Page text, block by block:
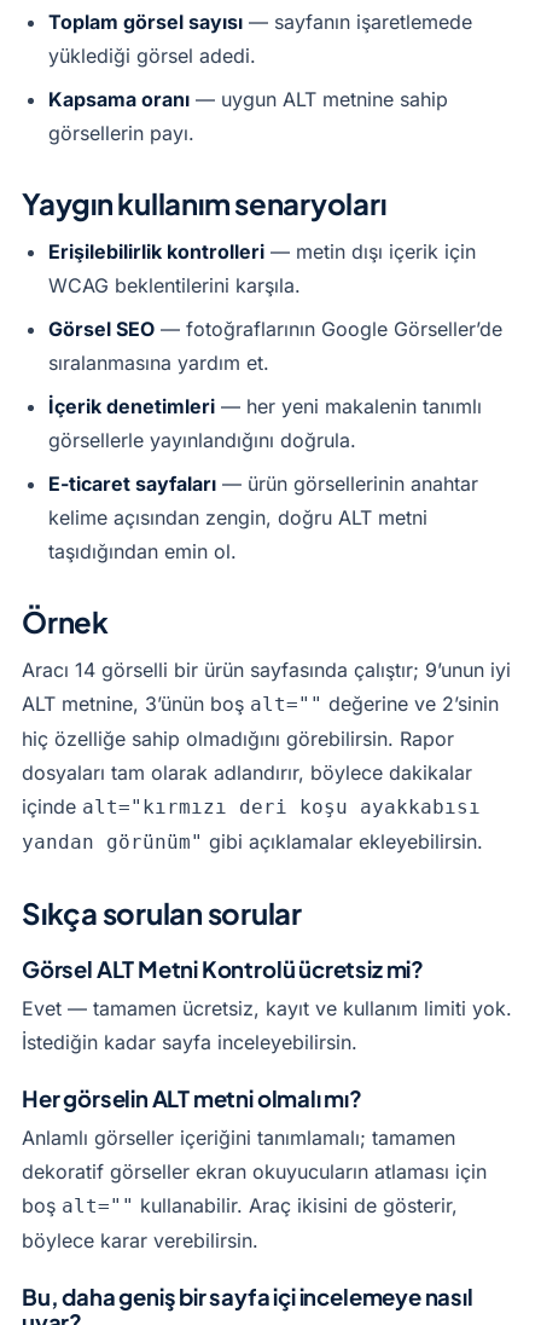
Toplam görsel sayısı — sayfanın işaretlemede
yüklediği görsel adedi.
Kapsama oranı — uygun ALT metnine sahip
görsellerin payı.
Yaygın kullanım senaryoları
Erişilebilirlik kontrolleri — metin dışı içerik için
WCAG beklentilerini karşıla.
Görsel SEO — fotoğraflarının Google Görseller’de
sıralanmasına yardım et.
İçerik denetimleri — her yeni makalenin tanımlı
görsellerle yayınlandığını doğrula.
E-ticaret sayfaları — ürün görsellerinin anahtar
kelime açısından zengin, doğru ALT metni
taşıdığından emin ol.
Örnek
Aracı 14 görselli bir ürün sayfasında çalıştır; 9’unun iyi
ALT metnine, 3’ünün boş alt="" değerine ve 2’sinin
hiç özelliğe sahip olmadığını görebilirsin. Rapor
dosyaları tam olarak adlandırır, böylece dakikalar
içinde alt="kırmızı deri koşu ayakkabısı
yandan görünüm" gibi açıklamalar ekleyebilirsin.
Sıkça sorulan sorular
Görsel ALT Metni Kontrolü ücretsiz mi?
Evet — tamamen ücretsiz, kayıt ve kullanım limiti yok.
İstediğin kadar sayfa inceleyebilirsin.
Her görselin ALT metni olmalı mı?
Anlamlı görseller içeriğini tanımlamalı; tamamen
dekoratif görseller ekran okuyucuların atlaması için
boş alt="" kullanabilir. Araç ikisini de gösterir,
böylece karar verebilirsin.
Bu, daha geniş bir sayfa içi incelemeye nasıl